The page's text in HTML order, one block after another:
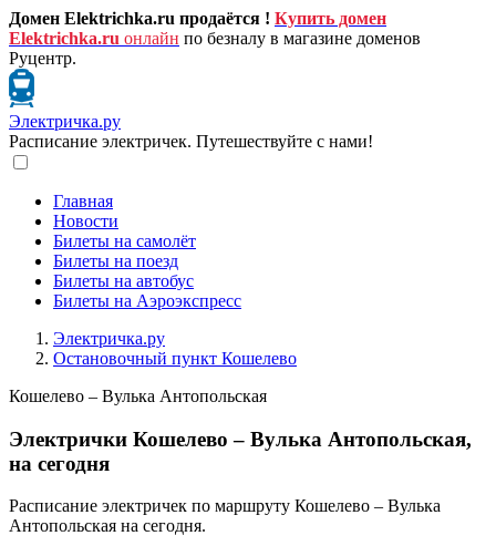
Домен Elektrichka.ru продаётся ! Купить домен
Elektrichka.ru онлайн по безналу в магазине доменов
Руцентр.
Электричка.ру
Расписание электричек. Путешествуйте с нами!
Главная
Новости
Билеты на самолёт
Билеты на поезд
Билеты на автобус
Билеты на Аэроэкспресс
Электричка.ру
Остановочный пункт Кошелево
Кошелево – Вулька Антопольская
Электрички Кошелево – Вулька Антопольская,
на сегодня
Расписание электричек по маршруту Кошелево – Вулька
Антопольская на сегодня.